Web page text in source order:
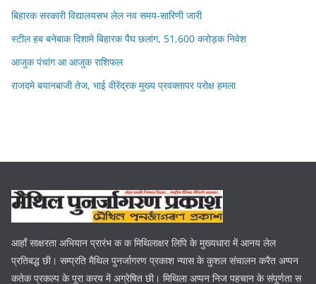
बिहारक सरकारी विद्यालयसभ लेल नव समय-सारिणी जारी
स्टील हब बनेबाक दिशामे बिहारक पैघ छलांग, 51,600 करोड़क निवेश
आजुक पंचांग आ आजुक राशिफल
राजदमे बयानबाजी तेज, भाई वीरेंद्रक मुख्य प्रवक्तापर परोक्ष हमला
आहाँ साक्षरता अभियान प्रारंभ क क मिथिलाक्षर लिपि के मुख्यधारा में आनय लेल
प्रतिबद्ध छी। सम्प्रति मैथिल पुनर्जागरण प्रकाश न्यास के कुशल संचालन करैत अप्पन
कतेक प्रकल्प के पूरा करय में अग्रेषित छी। मिथिला अप्पन निज पहचान के संपूर्णता स